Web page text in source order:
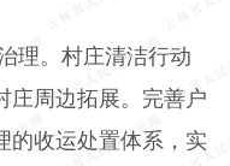
理。村庄清洁行动
庄周边拓展。完善户
的收运处置体系，实